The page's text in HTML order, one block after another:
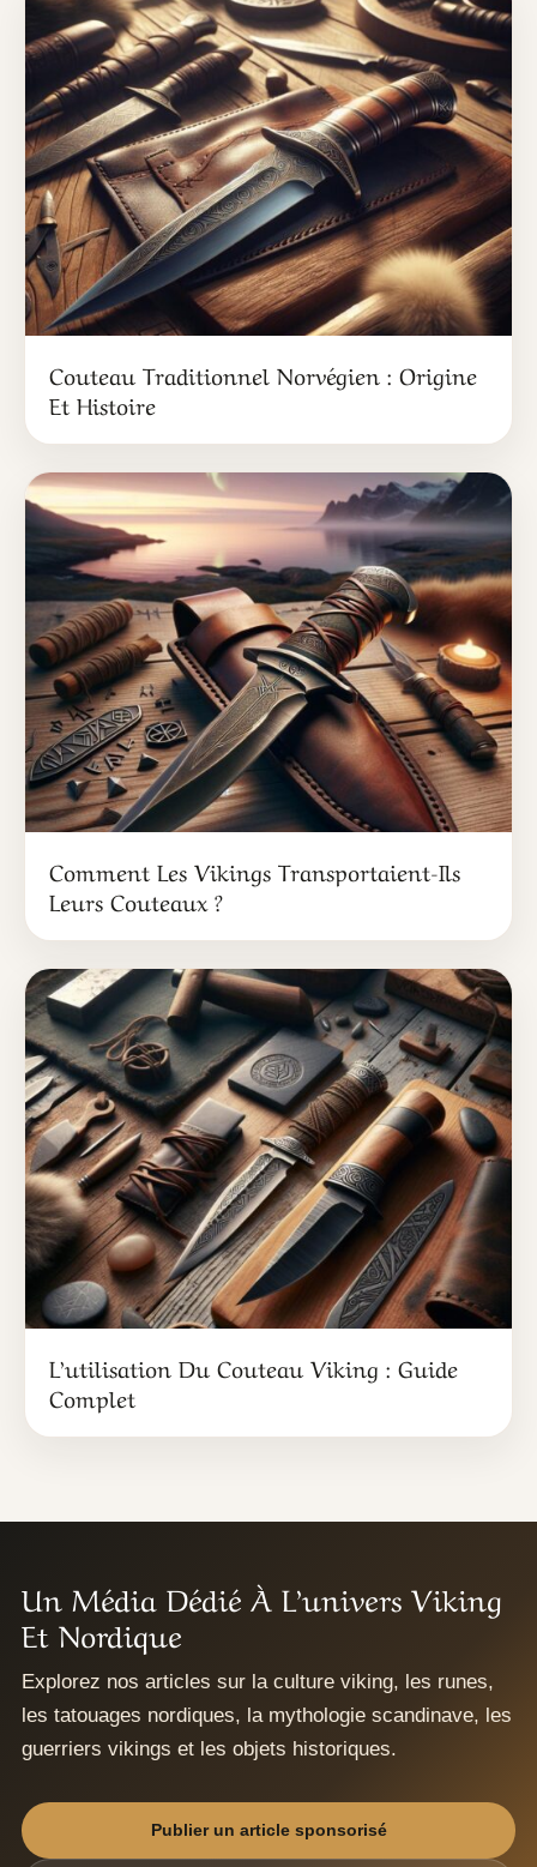
Couteau Traditionnel Norvégien : Origine
Et Histoire
Comment Les Vikings Transportaient-Ils
Leurs Couteaux ?
L’utilisation Du Couteau Viking : Guide
Complet
Un Média Dédié À L’univers Viking
Et Nordique
Explorez nos articles sur la culture viking, les runes,
les tatouages nordiques, la mythologie scandinave, les
guerriers vikings et les objets historiques.
Publier un article sponsorisé